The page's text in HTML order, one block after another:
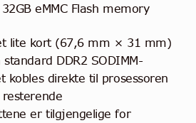
eMMC Flash memory
lite kort (67,6 mm × 31 mm)
DDR2 SODIMM-
kobles direkte til prosessoren
er tilgjengelige for